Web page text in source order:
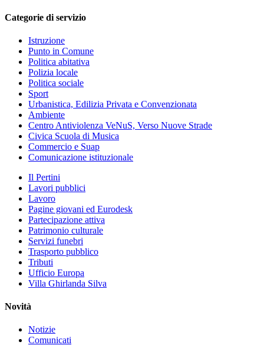
Categorie di servizio
Istruzione
Punto in Comune
Politica abitativa
Polizia locale
Politica sociale
Sport
Urbanistica, Edilizia Privata e Convenzionata
Ambiente
Centro Antiviolenza VeNuS, Verso Nuove Strade
Civica Scuola di Musica
Commercio e Suap
Comunicazione istituzionale
Il Pertini
Lavori pubblici
Lavoro
Pagine giovani ed Eurodesk
Partecipazione attiva
Patrimonio culturale
Servizi funebri
Trasporto pubblico
Tributi
Ufficio Europa
Villa Ghirlanda Silva
Novità
Notizie
Comunicati